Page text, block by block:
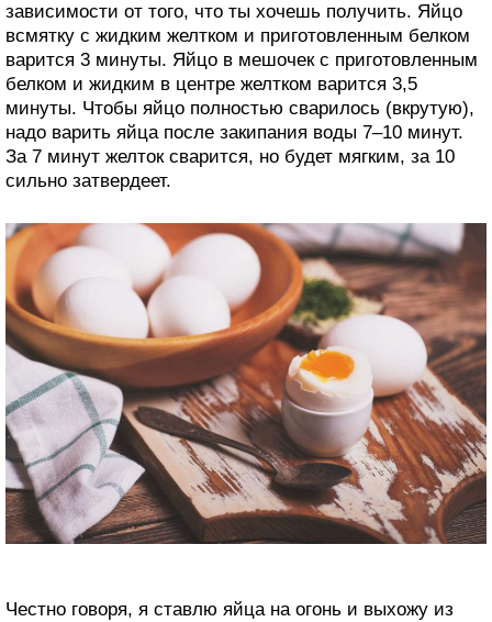
зависимости от того, что ты хочешь получить. Яйцо
всмятку с жидким желтком и приготовленным белком
варится 3 минуты. Яйцо в мешочек с приготовленным
белком и жидким в центре желтком варится 3,5
минуты. Чтобы яйцо полностью сварилось (вкрутую),
надо варить яйца после закипания воды 7–10 минут.
За 7 минут желток сварится, но будет мягким, за 10
сильно затвердеет.
Честно говоря, я ставлю яйца на огонь и выхожу из